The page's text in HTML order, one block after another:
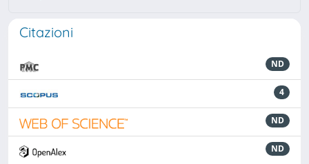
Citazioni
ND
4
ND
ND